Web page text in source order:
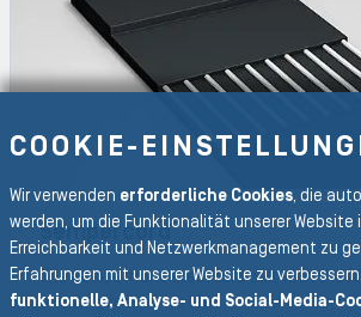
Sempercord
The Sempertrans steel cord belt with the
and longest service life
COOKIE-
Wir verwenden erforderliche Cookies, die
werden, um die Funktionalität unserer Website
Erreichbarkeit und Netzwerkmanagement zu
Erfahrungen mit unserer Website zu
funktionelle, Analyse- und Social-Media-